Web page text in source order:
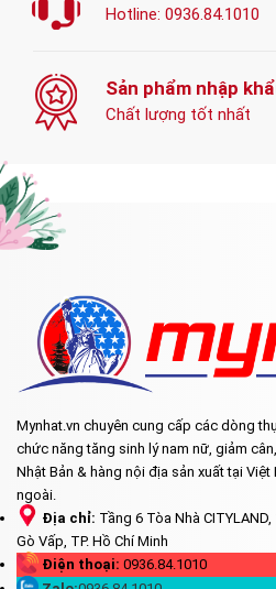
Hotline: 0936.84.1010
Sản phẩm nhập
Chất lượng tốt nhất
Mynhat.vn chuyên cung cấp các dòng
chức năng tăng sinh lý nam nữ, giảm
Nhật Bản & hàng nội địa sản xuất tại
ngoài.
Địa chỉ: Tầng 6 Tòa Nhà
Gò Vấp, TP. Hồ Chí Minh
Điện thoại: 0936.84.1010